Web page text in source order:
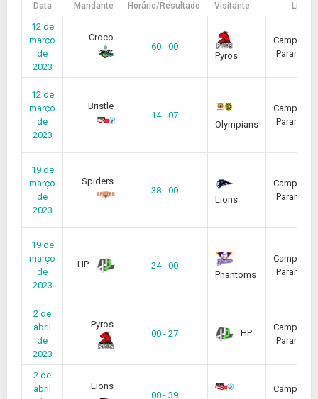
Data Mandante Horário/Resultado Visitante Liga
12 de
março
de
2023
Croco
60 - 00
Pyros
12 de
março
de
2023
Bristle
14 - 07
Olympians
19 de
março
de
2023
Spiders
38 - 00
Lions
19 de
março
de
2023
HP
24 - 00
Phantoms
2 de
abril
de
2023
Pyros
00 - 27
HP
2 de
abril
Lions
00 - 39